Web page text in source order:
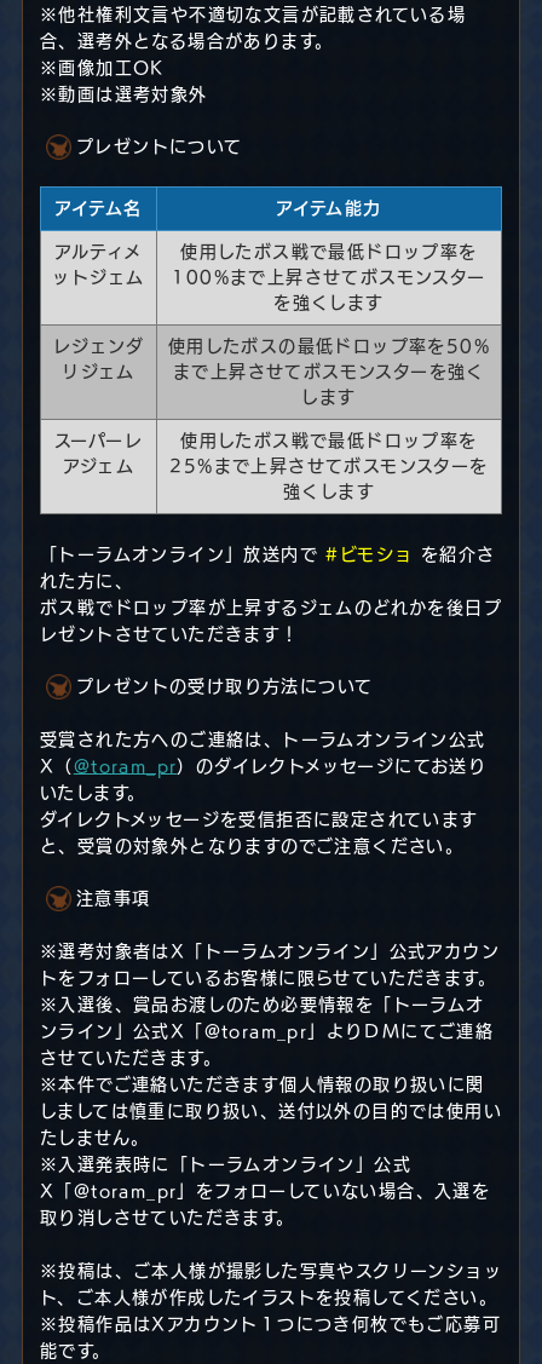
※他社権利文言や不適切な文言が記載されている場
合、選考外となる場合があります。
※画像加工OK
※動画は選考対象外
プレゼントについて
アイテム名 アイテム能力
アルティメ
ットジェム
使用したボス戦で最低ドロップ率を
100%まで上昇させてボスモンスター
を強くします
レジェンダ
リジェム
使用したボスの最低ドロップ率を50%
まで上昇させてボスモンスターを強く
します
スーパーレ
アジェム
使用したボス戦で最低ドロップ率を
25%まで上昇させてボスモンスターを
強くします
「トーラムオンライン」放送内で#ビモショ
を紹介さ
れた方に、
ボス戦でドロップ率が上昇するジェムのどれかを後日プ
レゼントさせていただきます！
プレゼントの受け取り方法について
受賞された方へのご連絡は、トーラムオンライン公式
X（ @toram_pr）のダイレクトメッセージにてお送り
いたします。
ダイレクトメッセージを受信拒否に設定されています
と、受賞の対象外となりますのでご注意ください。
注意事項
※選考対象者はX「トーラムオンライン」公式アカウン
トをフォローしているお客様に限らせていただきます。
※入選後、賞品お渡しのため必要情報を「トーラムオ
ンライン」公式X「@toram_pr」よりＤＭにてご連絡
させていただきます。
※本件でご連絡いただきます個人情報の取り扱いに関
しましては慎重に取り扱い、送付以外の目的では使用い
たしません。
※入選発表時に「トーラムオンライン」公式
X「@toram_pr」をフォローしていない場合、入選を
取り消しさせていただきます。
※投稿は、ご本人様が撮影した写真やスクリーンショッ
ト、ご本人様が作成したイラストを投稿してください。
※投稿作品はXアカウント１つにつき何枚でもご応募可
能です。